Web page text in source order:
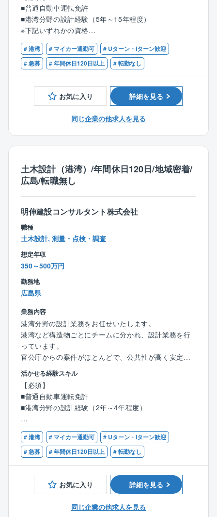
【港湾及び海岸部門】
各種港湾構造物設計
防波堤、護岸、係留施設、埋め立て、その他附帯施設
補修・補強設計
コンクリート構造物、鋼管杭等の補修設計
構造物劣化調査
既設構造物の劣化度調査、配筋調査 など
【特徴・魅力】
完全週休2日制で各種手当・福利厚生も充実していま
す。ノー残業デーの設定や、時間単位有給の取得、育
児や介護における休暇取得など、柔軟な働き方に適応
している企業です。会社自体の安定性も高く、自己資
本比率は7割以上と、財務基盤も非常に安定しているの
的長い（15年以上）企業ですが、他社を経験した社員
が同社の魅力に気づき、出戻り入社するケースも増え
■普通自動車運転免許
■港湾分野の設計経験（5年～15年程度）
※下記いずれかの資格
■技術士（建設部門：港湾及び空港）
■RCCM
【歓迎】
■測量士（補）
■地質調査技士
■1級あるいは2級土木施工管理技士
# 港湾 # マイカー通勤可
# Uターン・Iターン歓迎
# 急募
# 年間休日120日以上 # 転勤なし
お気に入り 詳細を見る
同じ企業の他求人を見る
土木設計（港湾）/年間休日120日/地域密着/
広島/転職無し
明伸建設コンサルタント株式会社
職種
土木設計, 測量・点検・調査
想定年収
350～500万円
勤務地
広島県
業務内容
港湾分野の設計業務をお任せいたします。
港湾など構造物ごとにチームに分かれ、設計業務を行
っています。
官公庁からの案件がほとんどで、公共性が高く安定し
た経営基盤があります。
【港湾及び海岸部門】
各種港湾構造物設計
防波堤、護岸、係留施設、埋め立て、その他附帯施設
補修・補強設計
コンクリート構造物、鋼管杭等の補修設計
構造物劣化調査
既設構造物の劣化度調査、配筋調査 など
【特徴・魅力】
完全週休2日制で各種手当・福利厚生も充実していま
す。ノー残業デーの設定や、時間単位有給の取得、育
児や介護における休暇取得など、柔軟な働き方に適応
活かせる経験スキル
【必須】
■普通自動車運転免許
■港湾分野の設計経験（2年～4年程度）
【歓迎】
■技術士（補）（建設部門：港湾及び空港）
■RCCM
■測量士（補）
■地質調査技士
■1級あるいは2級土木施工管理技士
# 港湾 # マイカー通勤可
# Uターン・Iターン歓迎
# 急募
# 年間休日120日以上 # 転勤なし
お気に入り 詳細を見る
同じ企業の他求人を見る